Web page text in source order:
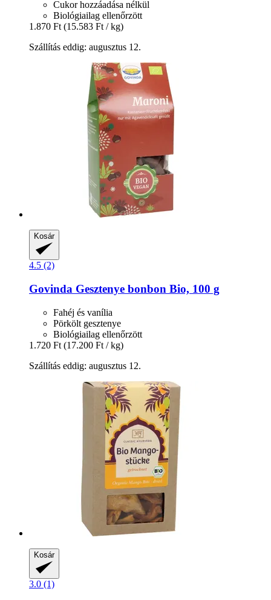
Cukor hozzáadása nélkül
Biológiailag ellenőrzött
1.870 Ft (15.583 Ft / kg)
Szállítás eddig: augusztus 12.
Kosár
4.5 (2)
Govinda Gesztenye bonbon Bio, 100 g
Fahéj és vanília
Pörkölt gesztenye
Biológiailag ellenőrzött
1.720 Ft (17.200 Ft / kg)
Szállítás eddig: augusztus 12.
Kosár
3.0 (1)